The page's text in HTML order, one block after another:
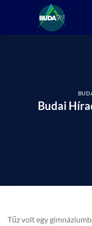
Budai
Tűz volt egy